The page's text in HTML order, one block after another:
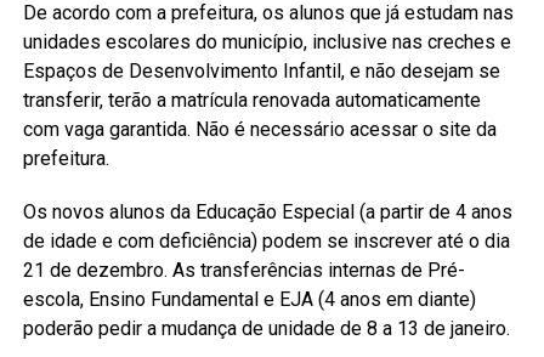
De acordo com a prefeitura, os alunos que já estudam nas
unidades escolares do município, inclusive nas creches e
Espaços de Desenvolvimento Infantil, e não desejam se
transferir, terão a matrícula renovada automaticamente
com vaga garantida. Não é necessário acessar o site da
prefeitura.
Os novos alunos da Educação Especial (a partir de 4 anos
de idade e com deficiência) podem se inscrever até o dia
21 de dezembro. As transferências internas de Pré-
escola, Ensino Fundamental e EJA (4 anos em diante)
poderão pedir a mudança de unidade de 8 a 13 de janeiro.